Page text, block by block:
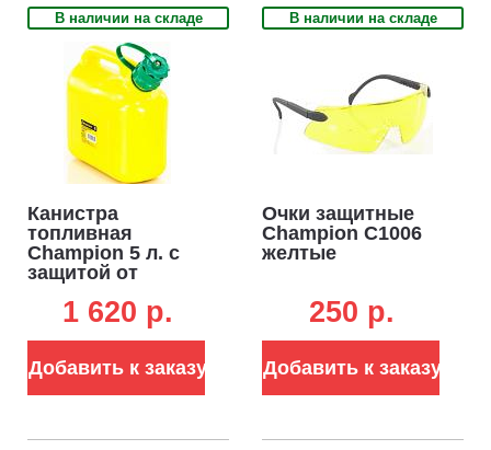
В наличии на складе
Канистра
топливная
Champion 5 л. с
защитой от
1 620 p.
Добавить к заказу
В наличии на складе
Очки защитные
Champion C1006
желтые
250 p.
Добавить к заказу